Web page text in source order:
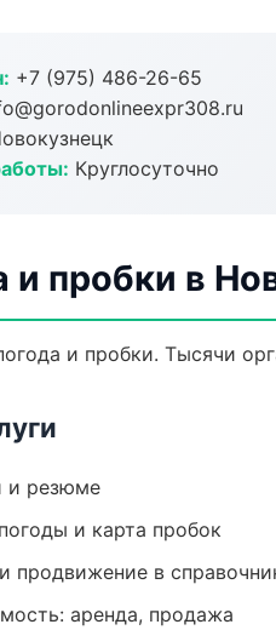
+7 (975) 486-26-65
Круглосуточно
и пробки в
и пробки. Тысячи
и резюме
и карта пробок
продвижение в
аренда, продажа